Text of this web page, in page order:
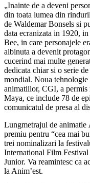
„Inainte de a deveni
din toata lumea din
de Waldemar Bonsels si
data ecranizata in 1920,
Bee, in care personajele
albinuta a devenit
cucerind mai multe
dedicata chiar si o serie
mondial. Noua
animatiilor, CGI, a permis
Maya, ce include 78 de
comunicatul de presa al
Lungmetrajul de animatie
premiu pentru “cea mai
trei nominalizari la
International Film
Junior. Va reamintesc ca
la Anim’est.